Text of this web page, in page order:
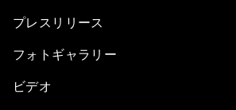
プレスリリース
フォトギャラリー
ビデオ